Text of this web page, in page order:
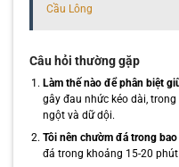
Cầu Lông
Câu hỏi thường gặp
Làm thế nào để phân biệt
gây đau nhức kéo dài,
ngột và dữ dội.
Tôi nên chườm đá trong
đá trong khoảng 15-20